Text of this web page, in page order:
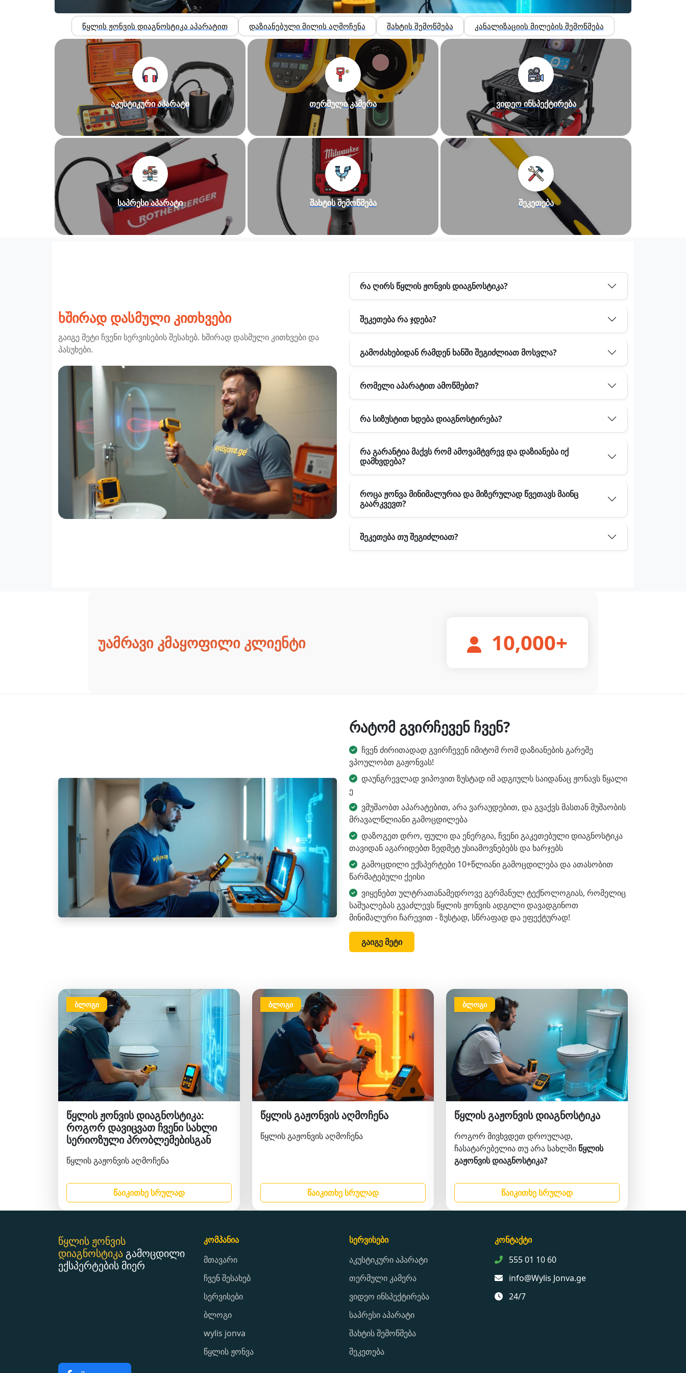
წყლის ჟონვის დიაგნოსტიკა აპარატით დაზიანებული მილის აღმოჩენა შახტის შემოწმება კანალიზაციის მილების შემოწმება
აკუსტიკური აპარატი თერმული კამერა ვიდეო ინსპექტირება
საპრესი აპარატი შახტის შემოწმება შეკეთება
ხშირად დასმული კითხვები
გაიგე მეტი ჩვენი სერვისების შესახებ. ხშირად დასმული კითხვები და
პასუხები.
რა ღირს წყლის ჟონვის დიაგნოსტიკა?
შეკეთება რა ჯდება?
გამოძახებიდან რამდენ ხანში შეგიძლიათ მოსვლა?
რომელი აპარატით ამოწმებთ?
რა სიზუსტით ხდება დიაგნოსტირება?
რა გარანტია მაქვს რომ ამოვამტვრევ და დაზიანება იქ
დამხვდება?
როცა ჟონვა მინიმალურია და მიზერულად წვეთავს მაინც
გაარკვევთ?
შეკეთება თუ შეგიძლიათ?
უამრავი კმაყოფილი კლიენტი 10,000+
რატომ გვირჩევენ ჩვენ?
ჩვენ ძირითადად გვირჩევენ იმიტომ რომ დაზიანების გარეშე
ვპოულობთ გაჟონვას!
დაუნგრევლად ვიპოვით ზუსტად იმ ადგიულს საიდანაც ჟონავს წყალი
ე
ვმუშაობთ აპარატებით, არა ვარაუდებით, და გვაქვს მასთან მუშაობის
მრავალწლიანი გამოცდილება
დაზოგეთ დრო, ფული და ენერგია, ჩვენი გაკეთებული დიაგნოსტიკა
თავიდან აგარიდებთ ზედმეტ უსიამოვნებებს და ხარჯებს
გამოცდილი ექსპერტები 10+წლიანი გამოცდილება და ათასობით
წარმატებული ქეისი
ვიყენებთ ულტრათანამედროვე გერმანულ ტექნოლოგიას, რომელიც
საშუალებას გვაძლევს წყლის ჟონვის ადგილი დავადგინოთ
მინიმალური ჩარევით - ზუსტად, სწრაფად და ეფექტურად!
გაიგე მეტი
ბლოგი
წყლის ჟონვის დიაგნოსტიკა:
როგორ დავიცვათ ჩვენი სახლი
სერიოზული პრობლემებისგან
წყლის გაჟონვის აღმოჩენა
წაიკითხე სრულად
ბლოგი
წყლის გაჟონვის აღმოჩენა
წყლის გაჟონვის აღმოჩენა
წაიკითხე სრულად
ბლოგი
წყლის გაჟონვის დიაგნოსტიკა
როგორ მივხვდეთ დროულად,
ჩასატარებელია თუ არა სახლში წყლის
გაჟონვის დიაგნოსტიკა?
წაიკითხე სრულად
წყლის ჟონვის
დიაგნოსტიკაგამოცდილი
ექსპერტების მიერ
კომპანია
მთავარი
ჩვენ შესახებ
სერვისები
ბლოგი
wylis jonva
წყლის ჟონვა
სერვისები
აკუსტიკური აპარატი
თერმული კამერა
ვიდეო ინსპექტირება
საპრესი აპარატი
შახტის შემოწმება
შეკეთება
კონტაქტი
555 01 10 60
info@Wylis Jonva.ge
24/7